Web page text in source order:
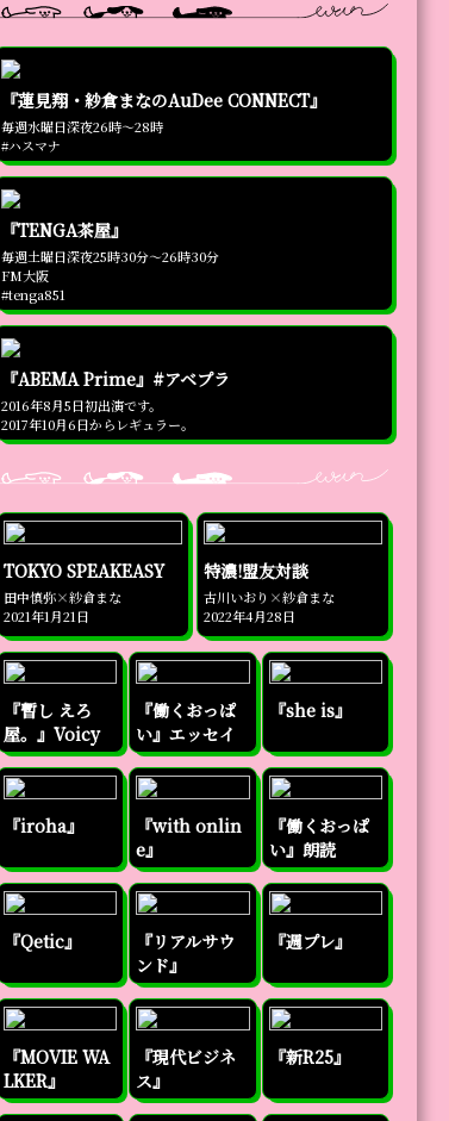
『蓮見翔・紗倉まなのAuDee CONNECT』
毎週水曜日深夜26時～28時
#ハスマナ
『TENGA茶屋』
毎週土曜日深夜25時30分～26時30分
FM大阪
#tenga851
『ABEMA Prime』#アベプラ
2016年8月5日初出演です。
2017年10月6日からレギュラー。
TOKYO SPEAKEASY
田中慎弥×紗倉まな
2021年1月21日
特濃!盟友対談
古川いおり×紗倉まな
2022年4月28日
『暫し えろ
屋。』Voicy
『働くおっぱ
い』エッセイ
『she is』
『iroha』
『with onlin
e』
『働くおっぱ
い』朗読
『Qetic』
『リアルサウ
ンド』
『週プレ』
『MOVIE WA
LKER』
『現代ビジネ
ス』
『新R25』